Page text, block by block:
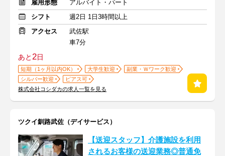
雇用形態
アルバイト・パート
シフト
週2日 1日3時間以上
アクセス
武佐駅
車7分
あと2日
短期（1ヶ月以内OK） 大学生歓迎
副業・Ｗワーク歓迎
シルバー歓迎
ピアス可
株式会社コシダカの求人一覧を見る
ツクイ釧路武佐（デイサービス）
【送迎スタッフ】介護施設を利用
されるお客様の送迎業務◎普通免